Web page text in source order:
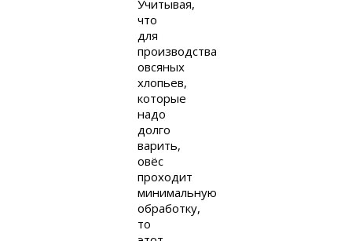
Учитывая,
что
для
производства
овсяных
хлопьев,
которые
надо
долго
варить,
овёс
проходит
минимальную
обработку,
то